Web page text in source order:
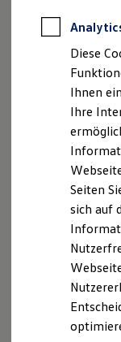
Für
Für
Leasing
Für
Für
Besitzer &
Auf Wunsch
„Trailer Assist“
1
beim Rangieren
Rückwärtsfahren
Angaben zum Digital
Diese
Ihnen
Ihre
Seiten
sich auf